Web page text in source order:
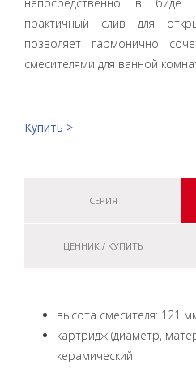
практичный слив для
позволяет гармонично
смесителями для ванной
Купить >
СЕРИЯ
ЦЕННИК / КУПИТЬ
высота смесителя: 121
картридж (диаметр,
керамический